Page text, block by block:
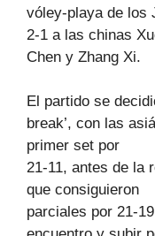
vóley-playa de los
2-1 a las chinas
Chen y Zhang Xi.
El partido se
break’, con las
primer set por
21-11, antes de la
que consiguieron
parciales por 21-